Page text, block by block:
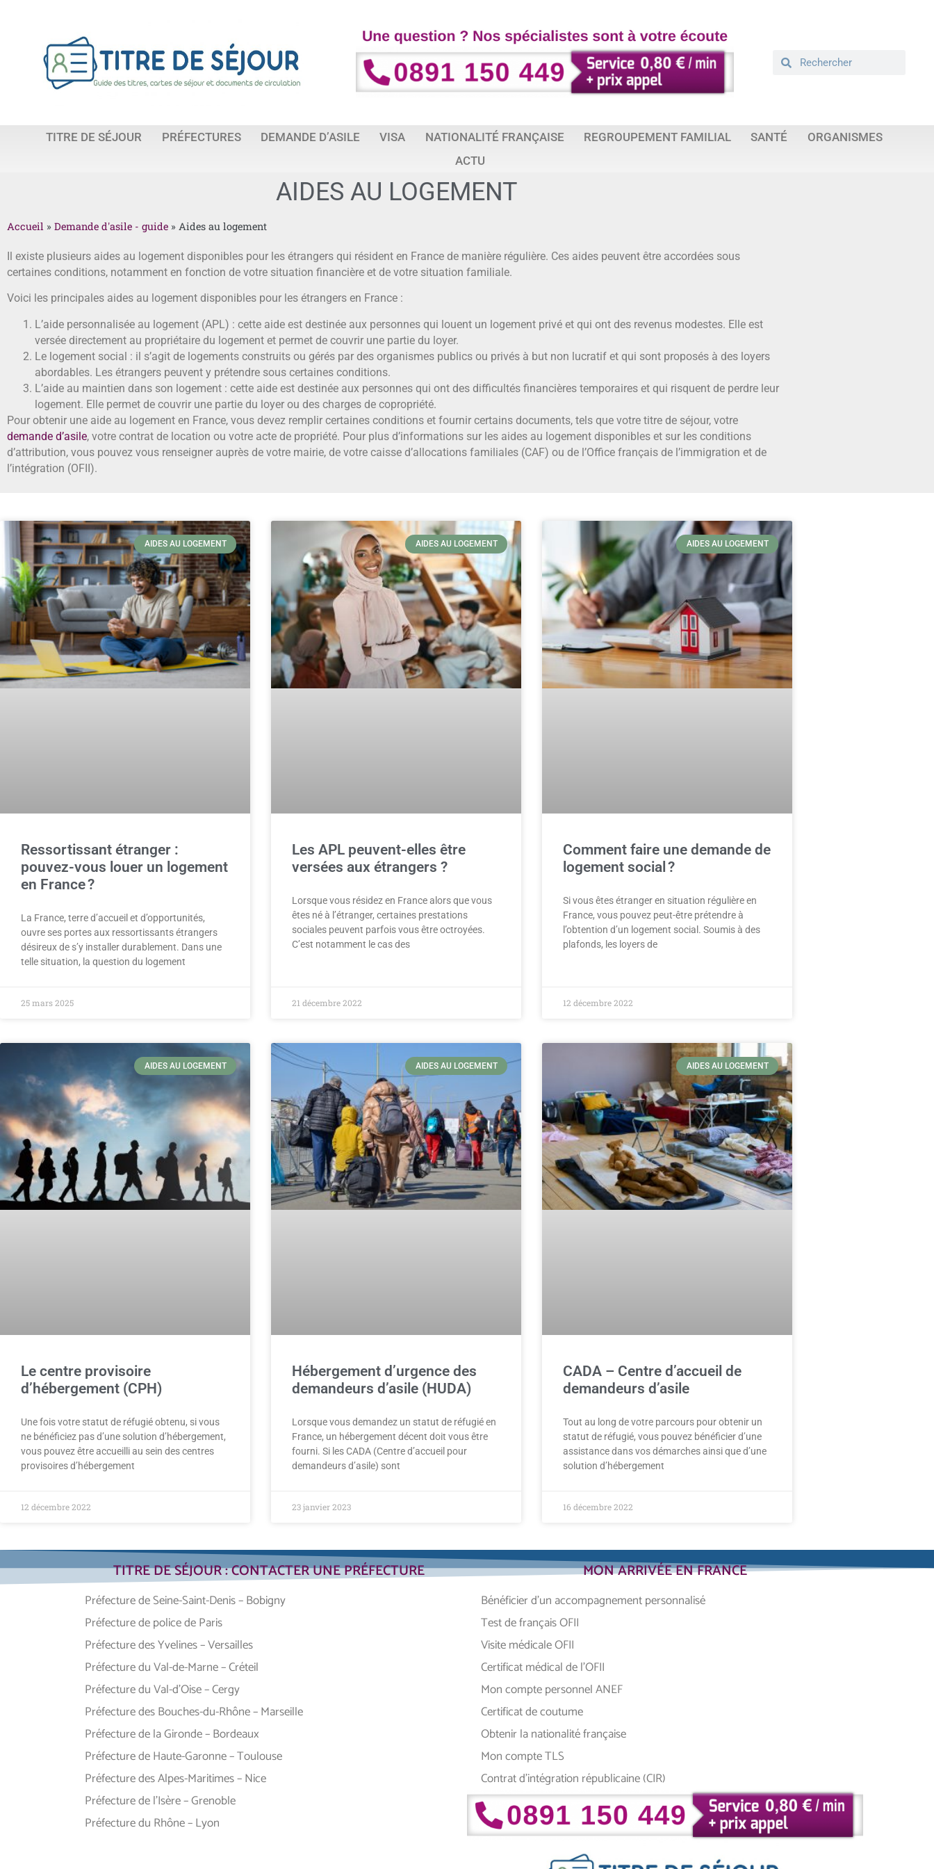
TITRE DE SÉJOUR PRÉFECTURES DEMANDE D’ASILE VISA NATIONALITÉ FRANÇAISE REGROUPEMENT FAMILIAL SANTÉ
ORGANISMES
ACTU
AIDES AU LOGEMENT
Accueil » Demande d'asile - guide » Aides au logement
Il existe plusieurs aides au logement disponibles pour les étrangers qui résident en France de manière régulière. Ces aides peuvent être accordées sous
certaines conditions, notamment en fonction de votre situation financière et de votre situation familiale.
Voici les principales aides au logement disponibles pour les étrangers en France :
L’aide personnalisée au logement (APL) : cette aide est destinée aux personnes qui louent un logement privé et qui ont des revenus modestes. Elle est
versée directement au propriétaire du logement et permet de couvrir une partie du loyer.
Le logement social : il s’agit de logements construits ou gérés par des organismes publics ou privés à but non lucratif et qui sont proposés à des loyers
abordables. Les étrangers peuvent y prétendre sous certaines conditions.
L’aide au maintien dans son logement : cette aide est destinée aux personnes qui ont des difficultés financières temporaires et qui risquent de perdre leur
logement. Elle permet de couvrir une partie du loyer ou des charges de copropriété.
Pour obtenir une aide au logement en France, vous devez remplir certaines conditions et fournir certains documents, tels que votre titre de séjour, votre
demande d’asile, votre contrat de location ou votre acte de propriété. Pour plus d’informations sur les aides au logement disponibles et sur les conditions
d’attribution, vous pouvez vous renseigner auprès de votre mairie, de votre caisse d’allocations familiales (CAF) ou de l’Office français de l’immigration et de
l’intégration (OFII).
AIDES AU LOGEMENT
Ressortissant étranger :
pouvez-vous louer un logement
en France ?
La France, terre d’accueil et d’opportunités,
ouvre ses portes aux ressortissants étrangers
désireux de s’y installer durablement. Dans une
telle situation, la question du logement
25 mars 2025
AIDES AU LOGEMENT
Les APL peuvent-elles être
versées aux étrangers ?
Lorsque vous résidez en France alors que vous
êtes né à l’étranger, certaines prestations
sociales peuvent parfois vous être octroyées.
C’est notamment le cas des
21 décembre 2022
AIDES AU LOGEMENT
Comment faire une demande de
logement social ?
Si vous êtes étranger en situation régulière en
France, vous pouvez peut-être prétendre à
l’obtention d’un logement social. Soumis à des
plafonds, les loyers de
12 décembre 2022
AIDES AU LOGEMENT
Le centre provisoire
d’hébergement (CPH)
Une fois votre statut de réfugié obtenu, si vous
ne bénéficiez pas d’une solution d’hébergement,
vous pouvez être accueilli au sein des centres
provisoires d’hébergement
12 décembre 2022
AIDES AU LOGEMENT
Hébergement d’urgence des
demandeurs d’asile (HUDA)
Lorsque vous demandez un statut de réfugié en
France, un hébergement décent doit vous être
fourni. Si les CADA (Centre d’accueil pour
demandeurs d’asile) sont
23 janvier 2023
AIDES AU LOGEMENT
CADA – Centre d’accueil de
demandeurs d’asile
Tout au long de votre parcours pour obtenir un
statut de réfugié, vous pouvez bénéficier d’une
assistance dans vos démarches ainsi que d’une
solution d’hébergement
16 décembre 2022
TITRE DE SÉJOUR : CONTACTER UNE PRÉFECTURE
Préfecture de Seine-Saint-Denis – Bobigny
Préfecture de police de Paris
Préfecture des Yvelines – Versailles
Préfecture du Val-de-Marne – Créteil
Préfecture du Val-d’Oise – Cergy
Préfecture des Bouches-du-Rhône – Marseille
Préfecture de la Gironde – Bordeaux
Préfecture de Haute-Garonne – Toulouse
Préfecture des Alpes-Maritimes – Nice
Préfecture de l’Isère – Grenoble
Préfecture du Rhône – Lyon
MON ARRIVÉE EN FRANCE
Bénéficier d’un accompagnement personnalisé
Test de français OFII
Visite médicale OFII
Certificat médical de l’OFII
Mon compte personnel ANEF
Certificat de coutume
Obtenir la nationalité française
Mon compte TLS
Contrat d’intégration républicaine (CIR)